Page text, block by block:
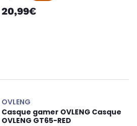
20,99€
OVLENG
Casque gamer OVLENG Casque
OVLENG GT65-RED